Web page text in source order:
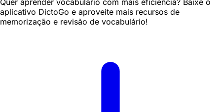
aplicativo DictoGo e aproveite mais recursos de
memorização e revisão de vocabulário!